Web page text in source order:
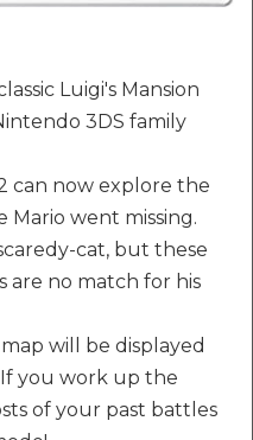
Luigi's Mansion
3DS family
can now explore the
Mario went missing.
cat, but these
are no match for his
will be displayed
you work up the
of your past battles